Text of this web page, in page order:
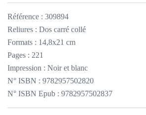
Référence : 309894
Reliures : Dos carré collé
Formats : 14,8x21 cm
Pages : 221
Impression : Noir et blanc
N° ISBN : 9782957502820
N° ISBN Epub : 9782957502837